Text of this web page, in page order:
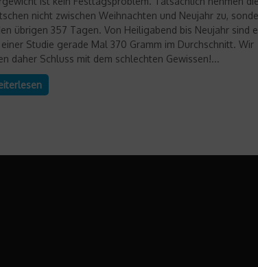
nicht zwischen Weihnachten und Neujahr zu,
übrigen 357 Tagen. Von Heiligabend bis Neujahr sind
Studie gerade Mal 370 Gramm im Durchschnitt. Wir
daher Schluss mit dem schlechten Gewissen!...